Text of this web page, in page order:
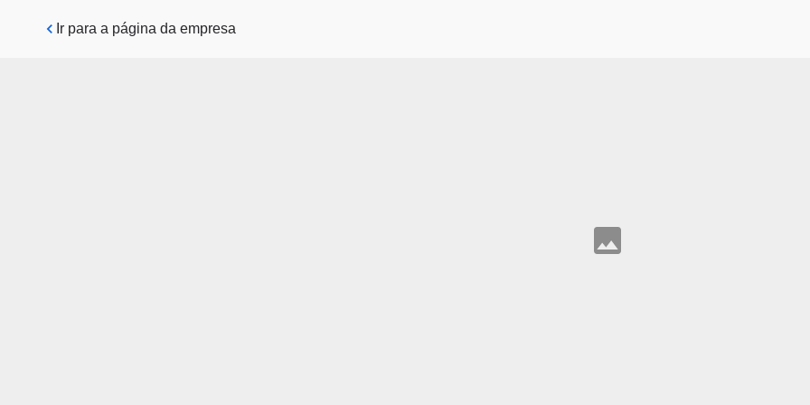
Pular para o conteúdo principal
Ir para a página da empresa